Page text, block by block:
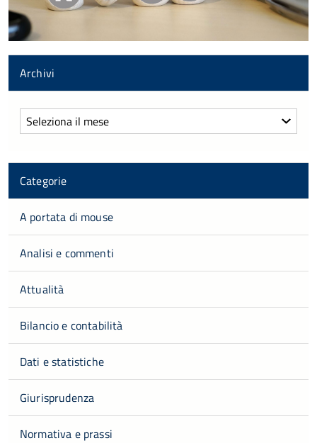
Archivi
Archivi
Categorie
A portata di mouse
Analisi e commenti
Attualità
Bilancio e contabilità
Dati e statistiche
Giurisprudenza
Normativa e prassi